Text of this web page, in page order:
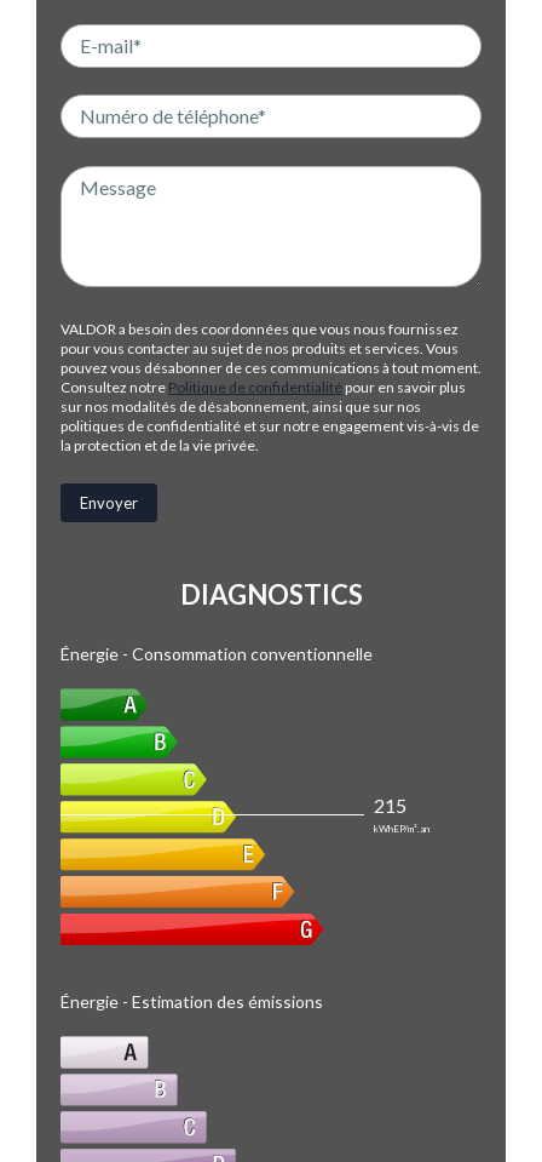
VALDOR a besoin des coordonnées que vous nous fournissez
pour vous contacter au sujet de nos produits et services. Vous
pouvez vous désabonner de ces communications à tout moment.
Consultez notre Politique de confidentialité pour en savoir plus
sur nos modalités de désabonnement, ainsi que sur nos
politiques de confidentialité et sur notre engagement vis-à-vis de
la protection et de la vie privée.
DIAGNOSTICS
Énergie - Consommation conventionnelle
215
kWhEP/m².an
Énergie - Estimation des émissions